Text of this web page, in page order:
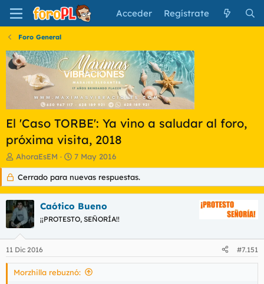
Acceder Regístrate
Foro General
El 'Caso TORBE': Ya vino a saludar al foro,
próxima visita, 2018
I
n
c
i
a
d
o
r
d
e
l
AhoraEsEM
F
e
c
h
d
e
n
c
i
7 May 2016
Cerrado para nuevas respuestas.
Caótico Bueno
¡¡PROTESTO, SEÑORÍA!!
11 Dic 2016 #7.151
Morzhilla rebuznó: